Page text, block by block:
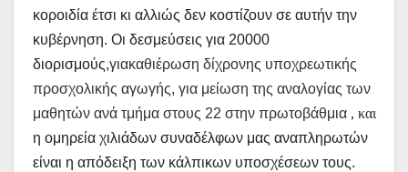
κοροιδία έτσι κι αλλιώς δεν κοστίζουν σε αυτήν την
κυβέρνηση. Οι δεσμεύσεις για 20000
διορισμούς,γιακαθιέρωση δίχρονης υποχρεωτικής
προσχολικής αγωγής, για μείωση της αναλογίας των
μαθητών ανά τμήμα στους 22 στην πρωτοβάθμια , και
η ομηρεία χιλιάδων συναδέλφων μας αναπληρωτών
είναι η απόδειξη των κάλπικων υποσχέσεων τους.